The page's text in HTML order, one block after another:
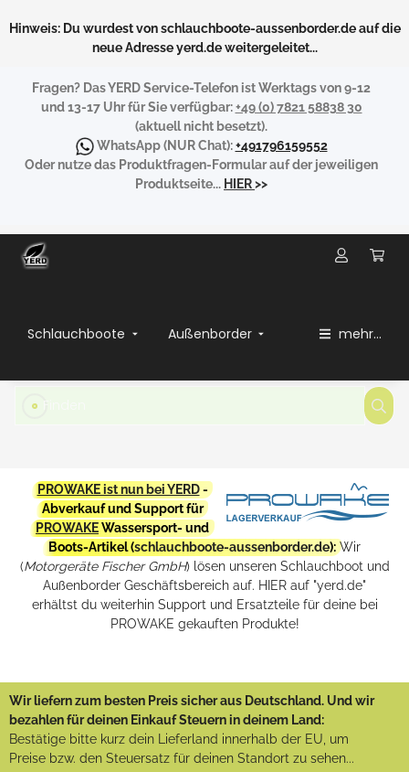
Hinweis: Du wurdest von schlauchboote-aussenborder.de auf die
neue Adresse yerd.de weitergeleitet...
Fragen? Das YERD Service-Telefon ist Werktags von 9-12
und 13-17 Uhr für Sie verfügbar:+49 (0) 7821 58838 30
(aktuell nicht besetzt).
WhatsApp(NUR Chat):+491796159552
Oder nutze das Produktfragen-Formular auf der jeweiligen
Produktseite... HIER>>
Schlauchboote Außenborder mehr...
PROWAKE ist nun bei YERD-
Abverkauf und Support für
PROWAKEWassersport- und
Boots-Artikel (schlauchboote-aussenborder.de): Wir
(Motorgeräte Fischer GmbH) lösen unseren Schlauchboot und
Außenborder Geschäftsbereich auf. HIER auf "yerd.de"
erhältst du weiterhin Support und Ersatzteile für deine bei
PROWAKE gekauften Produkte!
Wir liefern zum besten Preis sicher aus Deutschland. Und wir
bezahlen für deinen Einkauf Steuern in deinem Land:
Bestätige bitte kurz dein Lieferland innerhalb der EU, um
Preise bzw. den Steuersatz für deinen Standort zu sehen...